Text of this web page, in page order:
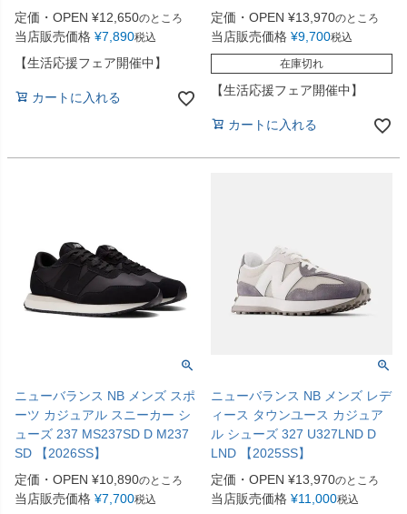
定価・OPEN ¥12,650のところ
当店販売価格 ¥7,890税込
【生活応援フェア開催中】
カートに入れる
定価・OPEN ¥13,970のところ
当店販売価格 ¥9,700税込
在庫切れ
【生活応援フェア開催中】
カートに入れる
ニューバランス NB メンズ スポ
ーツ カジュアル スニーカー シ
ューズ 237 MS237SD D M237
SD 【2026SS】
定価・OPEN ¥10,890のところ
当店販売価格 ¥7,700税込
ニューバランス NB メンズ レデ
ィース タウンユース カジュア
ル シューズ 327 U327LND D
LND 【2025SS】
定価・OPEN ¥13,970のところ
当店販売価格 ¥11,000税込